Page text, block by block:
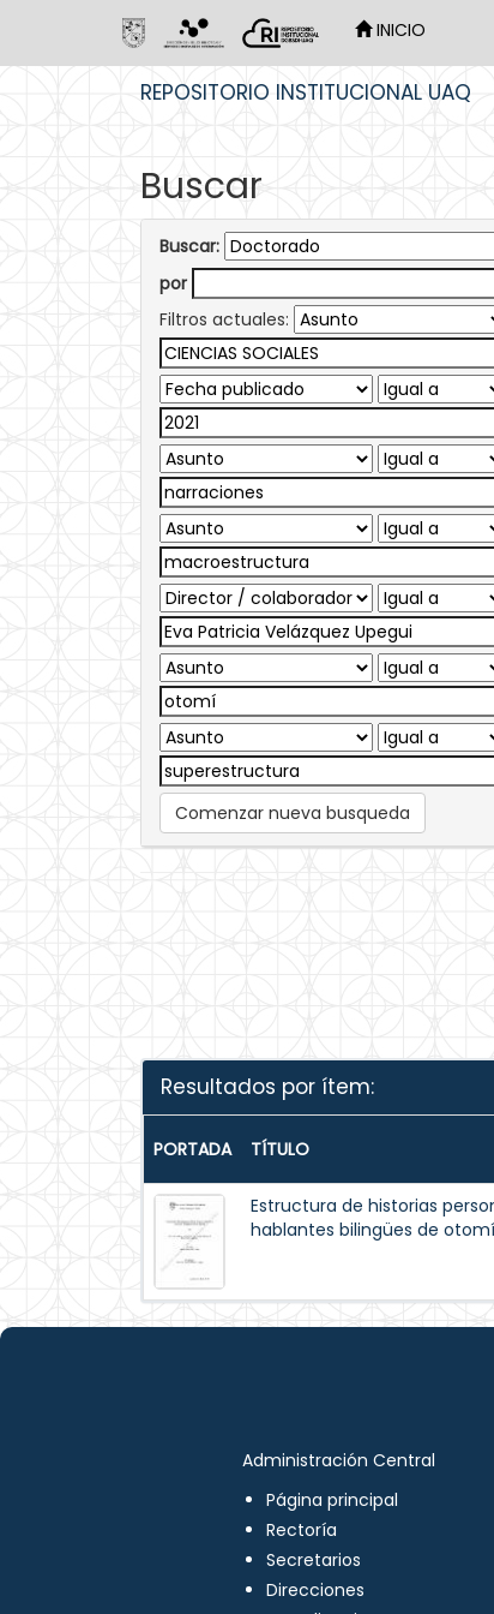
INICIO
REPOSITORIO INSTITUCIONAL UAQ
Buscar
Buscar:
por
Filtros actuales:
Comenzar nueva busqueda
Resultados por ítem:
PORTADA TÍTULO
Estructura de historias
hablantes bilingües de
Administración Central
Página principal
Rectoría
Secretarios
Direcciones